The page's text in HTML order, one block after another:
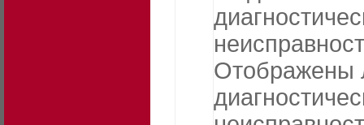
Отображены